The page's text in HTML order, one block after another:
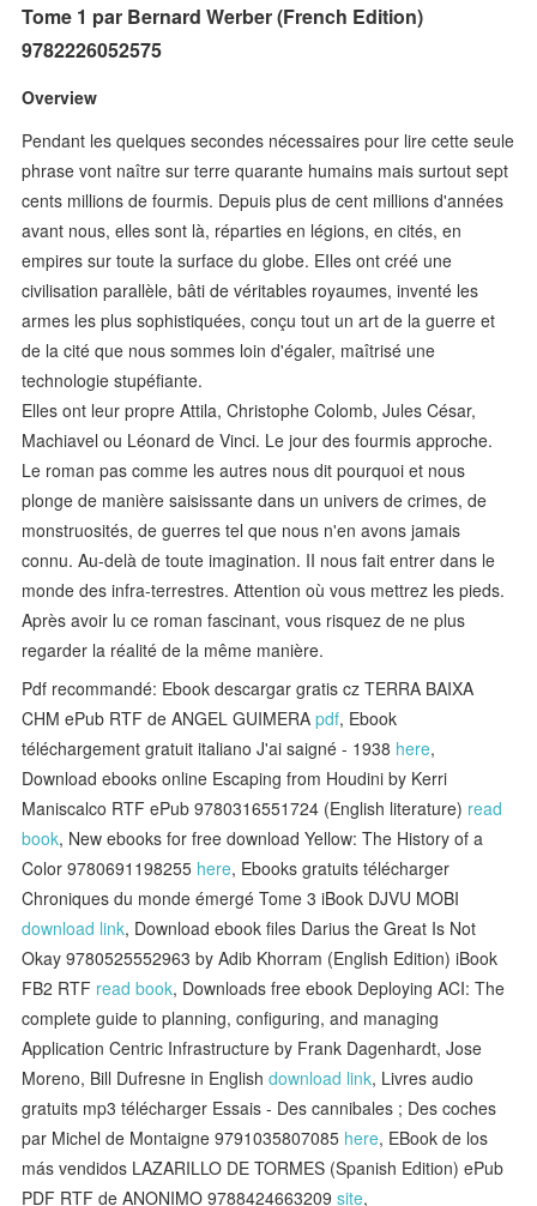
Tome 1 par Bernard Werber (French Edition)
9782226052575
Overview
Pendant les quelques secondes nécessaires pour lire cette seule
phrase vont naître sur terre quarante humains mais surtout sept
cents millions de fourmis. Depuis plus de cent millions d'années
avant nous, elles sont là, réparties en légions, en cités, en
empires sur toute la surface du globe. EIles ont créé une
civilisation parallèle, bâti de véritables royaumes, inventé les
armes les plus sophistiquées, conçu tout un art de la guerre et
de la cité que nous sommes loin d'égaler, maîtrisé une
technologie stupéfiante.
Elles ont leur propre Attila, Christophe Colomb, Jules César,
Machiavel ou Léonard de Vinci. Le jour des fourmis approche.
Le roman pas comme les autres nous dit pourquoi et nous
plonge de manière saisissante dans un univers de crimes, de
monstruosités, de guerres tel que nous n'en avons jamais
connu. Au-delà de toute imagination. II nous fait entrer dans le
monde des infra-terrestres. Attention où vous mettrez les pieds.
Après avoir lu ce roman fascinant, vous risquez de ne plus
regarder la réalité de la même manière.
Pdf recommandé: Ebook descargar gratis cz TERRA BAIXA
CHM ePub RTF de ANGEL GUIMERApdf, Ebook
téléchargement gratuit italiano J'ai saigné - 1938 here,
Download ebooks online Escaping from Houdini by Kerri
Maniscalco RTF ePub 9780316551724 (English literature) read
book, New ebooks for free download Yellow: The History of a
Color 9780691198255 here, Ebooks gratuits télécharger
Chroniques du monde émergé Tome 3 iBook DJVU MOBI
download link, Download ebook files Darius the Great Is Not
Okay 9780525552963 by Adib Khorram (English Edition) iBook
FB2 RTF read book, Downloads free ebook Deploying ACI: The
complete guide to planning, configuring, and managing
Application Centric Infrastructure by Frank Dagenhardt, Jose
Moreno, Bill Dufresne in Englishdownload link, Livres audio
gratuits mp3 télécharger Essais - Des cannibales ; Des coches
par Michel de Montaigne 9791035807085 here, EBook de los
más vendidos LAZARILLO DE TORMES (Spanish Edition) ePub
PDF RTF de ANONIMO 9788424663209site,